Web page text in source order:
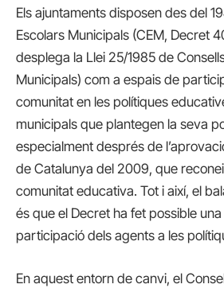
Els ajuntaments disposen des del
Escolars Municipals (CEM, Decret
desplega la Llei 25/1985 de
Municipals) com a espais de
comunitat en les polítiques
municipals que plantegen la seva
especialment després de
de Catalunya del 2009, que
comunitat educativa. Tot i així, el
és que el Decret ha fet possible
participació dels agents a les
En aquest entorn de canvi, el